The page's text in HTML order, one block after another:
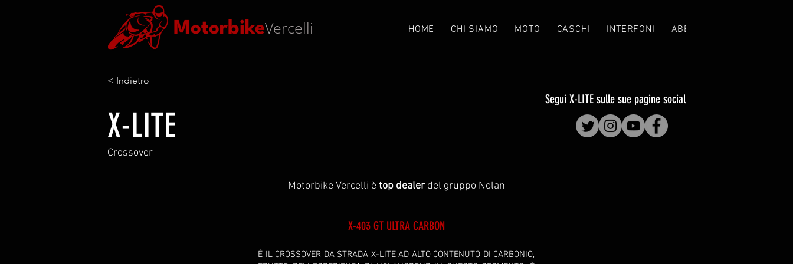
MotorbikeVercelli HOME CHI SIAMO MOTO CASCHI INTERFONI ABBIGLIAMENTO
< Indietro
X-LITE
Segui X-LITE sulle sue pagine social
Crossover
Motorbike Vercelli è top dealerdel gruppo Nolan
X-403 GT ULTRA CARBON
È IL CROSSOVER DA STRADA X-LITE AD ALTO CONTENUTO DI CARBONIO,